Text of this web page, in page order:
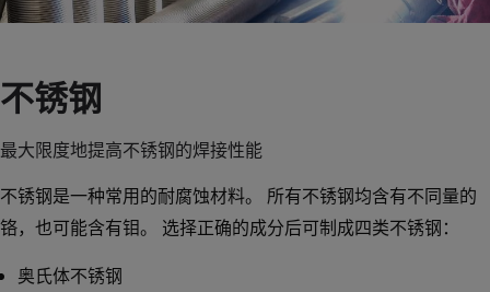
不锈钢
最大限度地提高不锈钢的焊接性能
不锈钢是一种常用的耐腐蚀材料。 所有不锈钢均含有不同量的
铬，也可能含有钼。 选择正确的成分后可制成四类不锈钢：
奥氏体不锈钢